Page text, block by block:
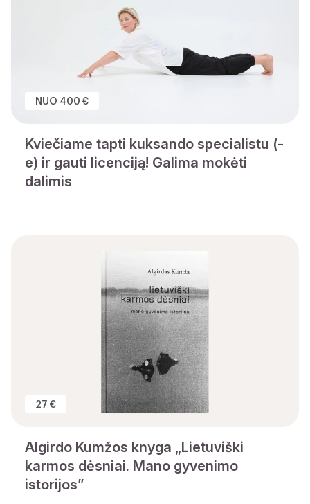
NUO 400 €
Kviečiame tapti kuksando specialistu (-
e) ir gauti licenciją! Galima mokėti
dalimis
27 €
Algirdo Kumžos knyga „Lietuviški
karmos dėsniai. Mano gyvenimo
istorijos”